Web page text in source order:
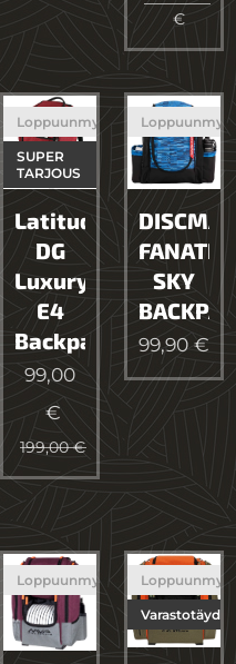
€
Latitude
DG
Luxury
E4
Backpack
Loppuunmyyty
SUPER
TARJOUS
99,00
€
199,00€
FANATIC
SKY
99,90€
Loppuunmyyty